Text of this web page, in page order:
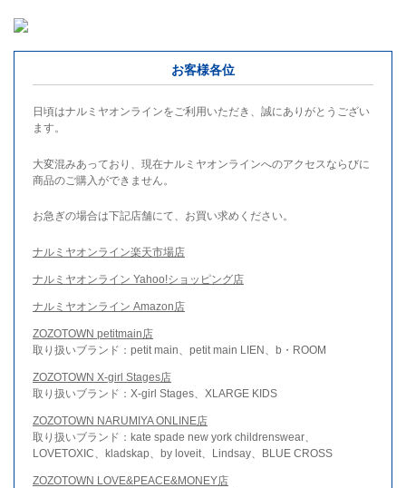
お客様各位
日頃はナルミヤオンラインをご利用いただき、誠にありがとうござい
ます。
大変混みあっており、現在ナルミヤオンラインへのアクセスならびに
商品のご購入ができません。
お急ぎの場合は下記店舗にて、お買い求めください。
ナルミヤオンライン楽天市場店
ナルミヤオンライン Yahoo!ショッピング店
ナルミヤオンライン Amazon店
ZOZOTOWN petitmain店
取り扱いブランド：petit main、petit main LIEN、b・ROOM
ZOZOTOWN X-girl Stages店
取り扱いブランド：X-girl Stages、XLARGE KIDS
ZOZOTOWN NARUMIYA ONLINE店
取り扱いブランド：kate spade new york childrenswear、
LOVETOXIC、kladskap、by loveit、Lindsay、BLUE CROSS
ZOZOTOWN LOVE&PEACE&MONEY店